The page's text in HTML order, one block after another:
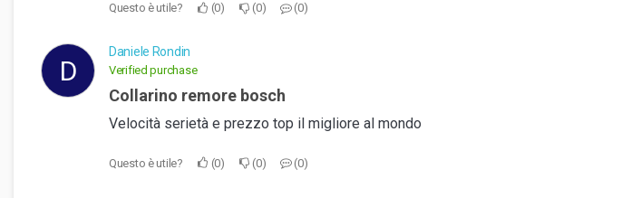
Questo è utile? 0 0 0
D
Daniele Rondin
Verified purchase
Collarino remore bosch
Velocità serietà e prezzo top il migliore al mondo
Questo è utile? 0 0 0